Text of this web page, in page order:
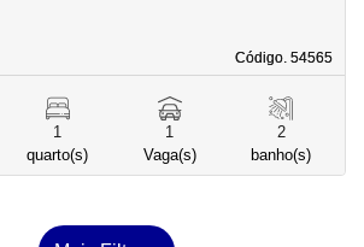
Código. 54565
Código. 54565
1
quarto(s)
1
Vaga(s)
2
banho(s)